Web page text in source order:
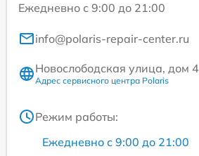
Ежедневно с 9:00 до 21:00
info@polaris-repair-center.ru
Новослободская улица, дом 4
Адрес сервисного центра Polaris
Режим работы:
Ежедневно с 9:00 до 21:00